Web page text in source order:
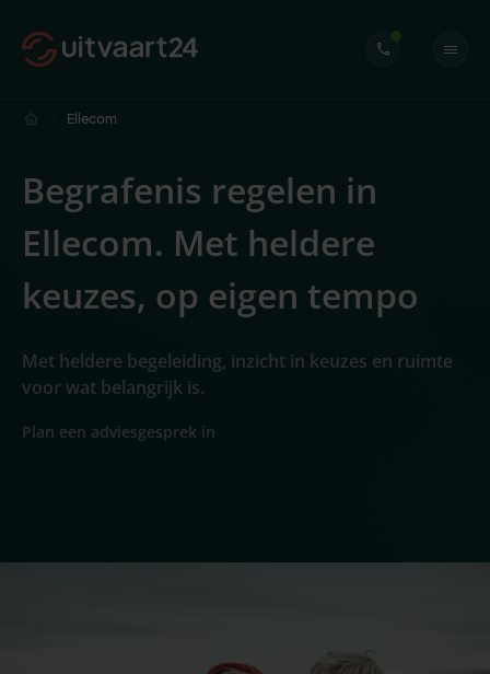
Ellecom
Begrafenis regelen in
Ellecom. Met heldere
keuzes, op eigen tempo
Met heldere begeleiding, inzicht in keuzes en ruimte
voor wat belangrijk is.
Plan een adviesgesprek in